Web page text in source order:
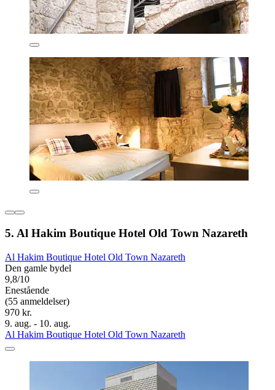
5. Al Hakim Boutique Hotel Old Town Nazareth
Al Hakim Boutique Hotel Old Town Nazareth
Den gamle bydel
9,8/10
Enestående
(55 anmeldelser)
970 kr.
9. aug. - 10. aug.
Al Hakim Boutique Hotel Old Town Nazareth